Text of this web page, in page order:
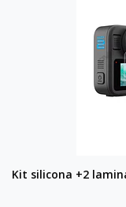
Kit silicona +2